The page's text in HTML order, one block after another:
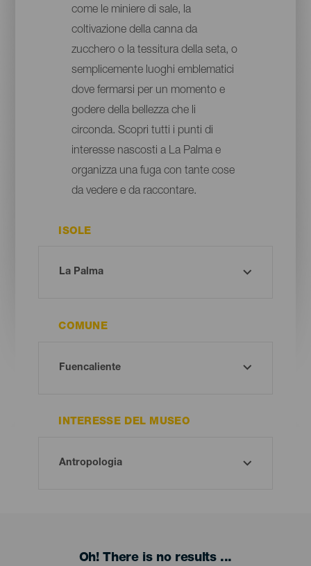
come le miniere di sale, la
coltivazione della canna da
zucchero o la tessitura della seta, o
semplicemente luoghi emblematici
dove fermarsi per un momento e
godere della bellezza che li
circonda. Scopri tutti i punti di
interesse nascosti a La Palma e
organizza una fuga con tante cose
da vedere e da raccontare.
ISOLE
COMUNE
INTERESSE DEL MUSEO
Oh! There is no results ...